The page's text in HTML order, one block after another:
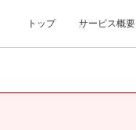
トップ サービス概要